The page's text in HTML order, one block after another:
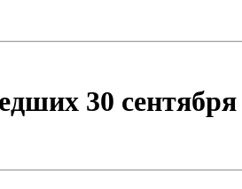
30 сентября